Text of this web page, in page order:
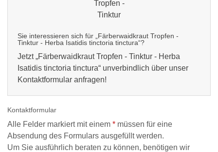
Sie interessieren sich für „Färberwaidkraut Tropfen -
Tinktur - Herba Isatidis tinctoria tinctura“?
Jetzt „Färberwaidkraut Tropfen - Tinktur - Herba
Isatidis tinctoria tinctura“ unverbindlich über unser
Kontaktformular anfragen!
Kontaktformular
Alle Felder markiert mit einem * müssen für eine
Absendung des Formulars ausgefüllt werden.
Um Sie ausführlich beraten zu können, benötigen wir